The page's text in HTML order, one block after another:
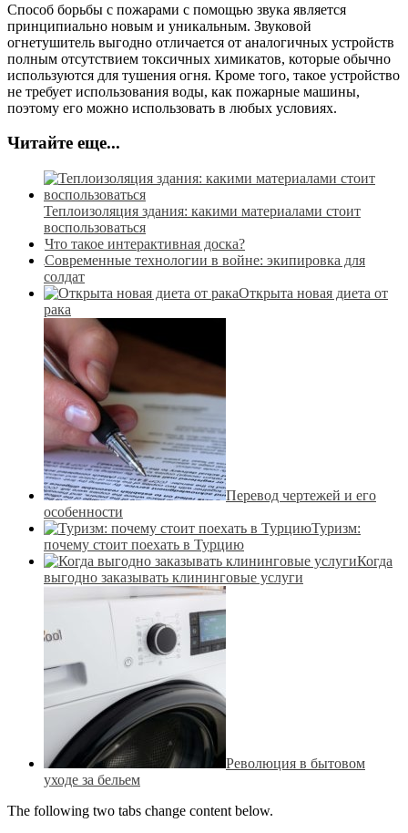
Способ борьбы с пожарами с помощью звука является
принципиально новым и уникальным. Звуковой
огнетушитель выгодно отличается от аналогичных устройств
полным отсутствием токсичных химикатов, которые обычно
используются для тушения огня. Кроме того, такое устройство
не требует использования воды, как пожарные машины,
поэтому его можно использовать в любых условиях.
Читайте еще...
Теплоизоляция здания: какими материалами стоит
воспользоваться
Что такое интерактивная доска?
Современные технологии в войне: экипировка для
солдат
Открыта новая диета от
рака
Перевод чертежей и его
особенности
Туризм:
почему стоит поехать в Турцию
Когда
выгодно заказывать клининговые услуги
Революция в бытовом
уходе за бельем
The following two tabs change content below.